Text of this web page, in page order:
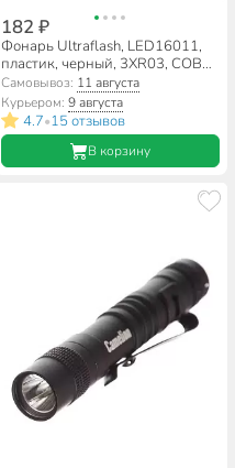
182 ₽
Фонарь Ultraflash, LED16011,
пластик, черный, 3XR03, COB
LED 3Вт, блистер-пакет, 14773
Самовывоз: 11 августа
Курьером: 9 августа
4.7•15 отзывов
В корзину